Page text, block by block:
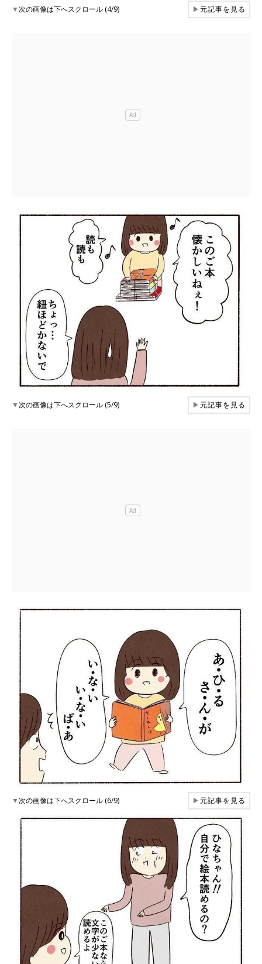
▼次の画像は下へスクロール (4/9) ▶元記事を見る
▼次の画像は下へスクロール (5/9) ▶元記事を見る
▼次の画像は下へスクロール (6/9) ▶元記事を見る